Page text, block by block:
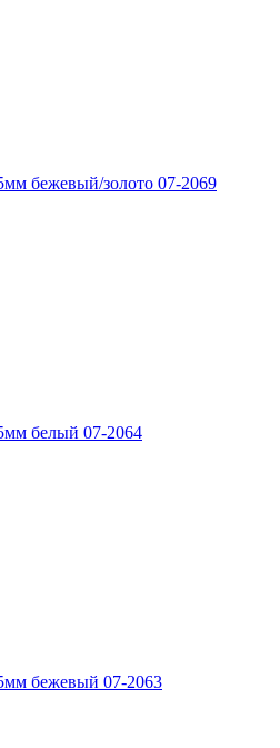
бежевый/золото 07-2069
белый 07-2064
бежевый 07-2063